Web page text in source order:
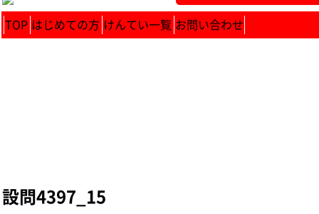
TOP はじめての方 けんてい一覧 お問い合わせ
設問4397_15